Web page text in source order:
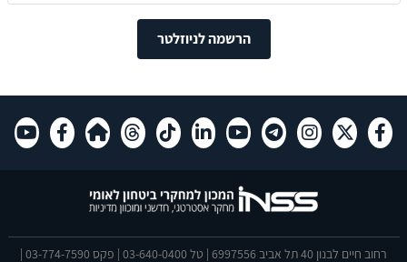
הרשמה לניוזלטר
רחוב חיים לבנון 40 תל אביב 6997556 | טל 03-640-0400 | פקס 03-774-7590 |